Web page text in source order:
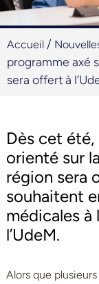
Accueil /
programme axé
sera offert à
Dès cet
orienté sur
région sera
souhaitent
médicales à
l’UdeM.
Alors que